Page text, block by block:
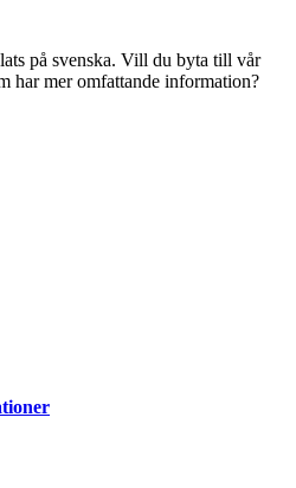
på svenska. Vill du byta till vår
har mer omfattande information?